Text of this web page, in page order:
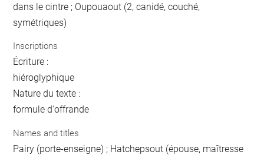
dans le cintre ; Oupouaout (2, canidé, couché,
symétriques)
Inscriptions
Écriture :
hiéroglyphique
Nature du texte :
formule d'offrande
Names and titles
Pairy (porte-enseigne) ; Hatchepsout (épouse, maîtresse